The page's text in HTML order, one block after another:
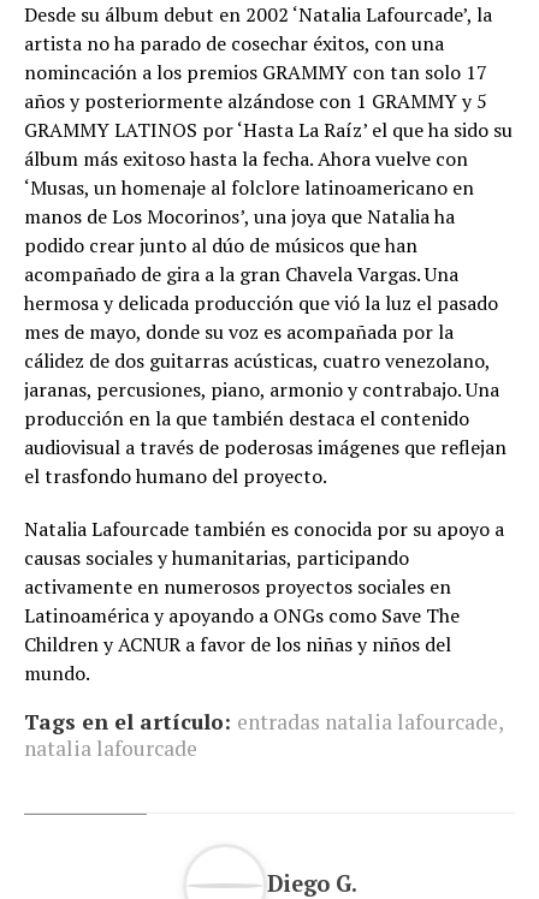
Desde su álbum debut en 2002 ‘Natalia Lafourcade’, la
artista no ha parado de cosechar éxitos, con una
nomincación a los premios GRAMMY con tan solo 17
años y posteriormente alzándose con 1 GRAMMY y 5
GRAMMY LATINOS por ‘Hasta La Raíz’ el que ha sido su
álbum más exitoso hasta la fecha. Ahora vuelve con
‘Musas, un homenaje al folclore latinoamericano en
manos de Los Mocorinos’, una joya que Natalia ha
podido crear junto al dúo de músicos que han
acompañado de gira a la gran Chavela Vargas. Una
hermosa y delicada producción que vió la luz el pasado
mes de mayo, donde su voz es acompañada por la
cálidez de dos guitarras acústicas, cuatro venezolano,
jaranas, percusiones, piano, armonio y contrabajo. Una
producción en la que también destaca el contenido
audiovisual a través de poderosas imágenes que reflejan
el trasfondo humano del proyecto.
Natalia Lafourcade también es conocida por su apoyo a
causas sociales y humanitarias, participando
activamente en numerosos proyectos sociales en
Latinoamérica y apoyando a ONGs como Save The
Children y ACNUR a favor de los niñas y niños del
mundo.
Tags en el artículo: entradas natalia lafourcade,
natalia lafourcade
Diego G.